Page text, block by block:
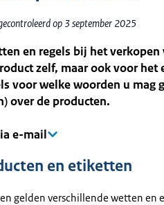
op 3 september 2025
en regels bij het
zelf, maar ook voor het
voor welke woorden u mag
over de producten.
e-mail
en etiketten
gelden verschillende wetten en